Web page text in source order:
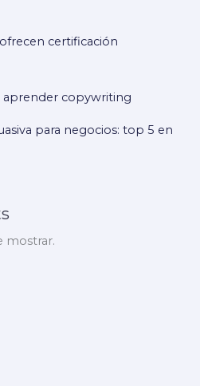
certificación
aprender copywriting
para negocios: top 5 en
mostrar.